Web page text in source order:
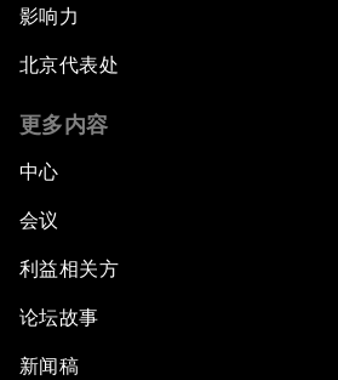
影响力
北京代表处
更多内容
中心
会议
利益相关方
论坛故事
新闻稿